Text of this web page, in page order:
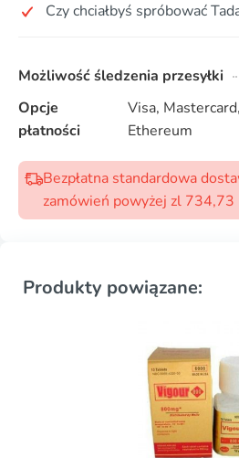
Czy chciałbyś spróbować
Możliwość śledzenia przesyłki
Opcje
płatności
Visa,
Ethereum
Bezpłatna standardowa
zamówień powyżej zl 734,73
Produkty powiązane: